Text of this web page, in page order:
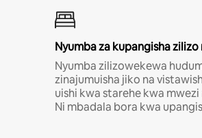
Nyumba za kupangisha zilizo
Nyumba zilizowekewa
zinajumuisha jiko na
uishi kwa starehe kwa
Ni mbadala bora kwa